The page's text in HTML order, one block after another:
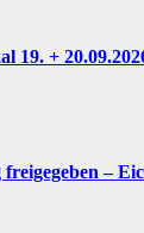
19. +
–